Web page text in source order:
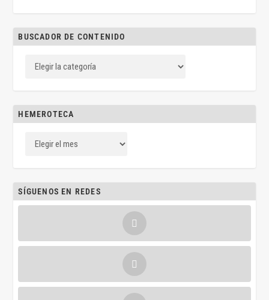
BUSCADOR DE CONTENIDO
HEMEROTECA
SÍGUENOS EN REDES